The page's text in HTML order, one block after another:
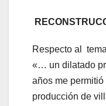
Respecto al
«… un dilatado
años me
producción de